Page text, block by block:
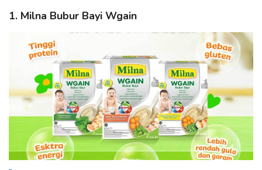
1. Milna Bubur Bayi Wgain